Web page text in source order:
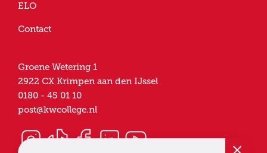
ELO
Contact
Groene Wetering 1
2922 CX Krimpen aan den IJssel
0180 - 45 01 10
post@kwcollege.nl